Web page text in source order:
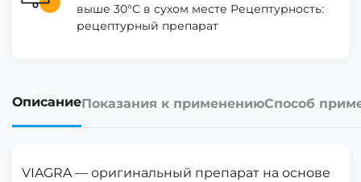
выше 30°C в сухом месте Рецептурность:
рецептурный препарат
ОписаниеПоказания к применениюСпособ
VIAGRA — оригинальный препарат на основе